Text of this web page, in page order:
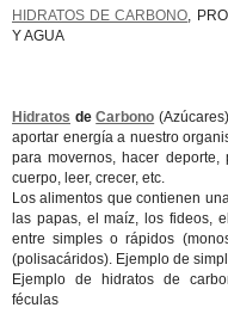
HIDRATOS DE CARBONO,
Y AGUA
Hidratos deCarbono
aportar energía a nuestro
para movernos, hacer deporte,
cuerpo, leer, crecer, etc.
Los alimentos que contienen
las papas, el maíz, los fideos,
entre simples o rápidos
(polisacáridos). Ejemplo de
Ejemplo de hidratos de
féculas